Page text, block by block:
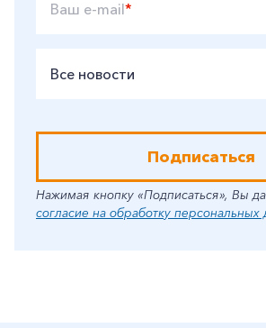
Ваш e-mail*
Все новости
Подписаться
Нажимая кнопку «Подписаться», Вы
согласие на обработку персональных